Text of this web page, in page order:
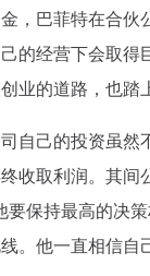
，巴菲特在合
的经营下会取得
业的道路，也踏
自己的投资虽
收取利润。其间
要保持最高的决
。他一直相信自